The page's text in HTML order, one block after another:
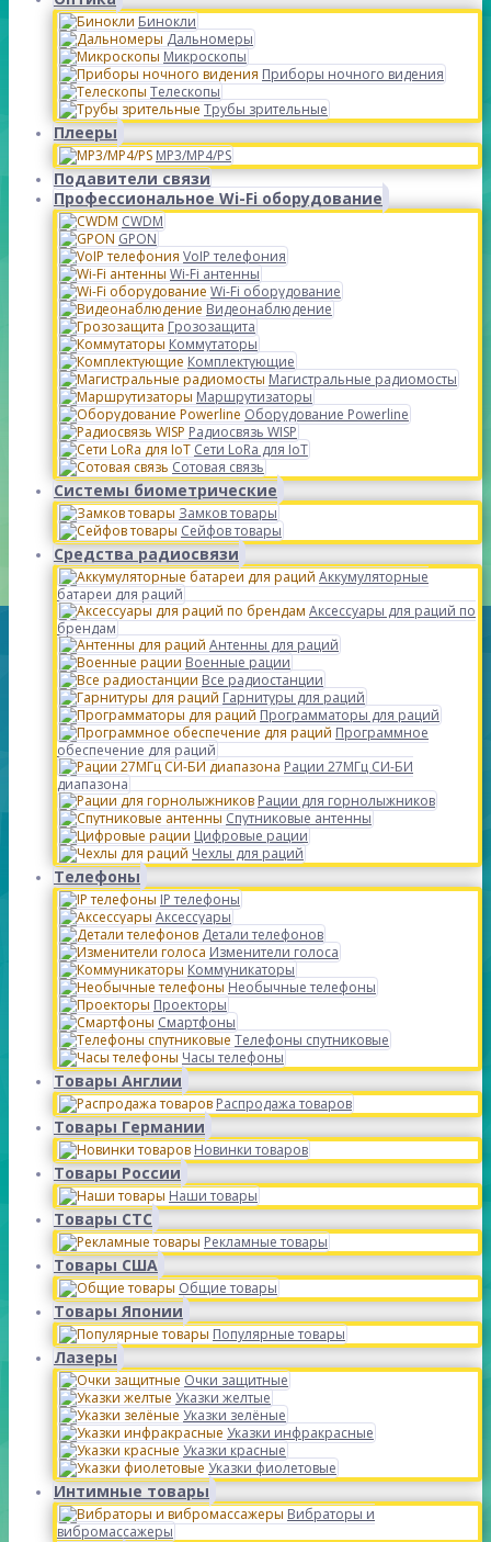
Бинокли
Дальномеры
Микроскопы
Приборы ночного видения
Телескопы
Трубы зрительные
Плееры
MP3/MP4/PS
Подавители связи
Профессиональное Wi-Fi оборудование
CWDM
GPON
VoIP телефония
Wi-Fi антенны
Wi-Fi оборудование
Видеонаблюдение
Грозозащита
Коммутаторы
Комплектующие
Магистральные радиомосты
Маршрутизаторы
Оборудование Powerline
Радиосвязь WISP
Сети LoRa для IoT
Сотовая связь
Системы биометрические
Замков товары
Сейфов товары
Средства радиосвязи
Аккумуляторные
батареи для раций
Аксессуары для раций по
брендам
Антенны для раций
Военные рации
Все радиостанции
Гарнитуры для раций
Программаторы для раций
Программное
обеспечение для раций
Рации 27МГц СИ-БИ
диапазона
Рации для горнолыжников
Спутниковые антенны
Цифровые рации
Чехлы для раций
Телефоны
IP телефоны
Аксессуары
Детали телефонов
Изменители голоса
Коммуникаторы
Необычные телефоны
Проекторы
Смартфоны
Телефоны спутниковые
Часы телефоны
Товары Англии
Распродажа товаров
Товары Германии
Новинки товаров
Товары России
Наши товары
Товары СТС
Рекламные товары
Товары США
Общие товары
Товары Японии
Популярные товары
Лазеры
Очки защитные
Указки желтые
Указки зелёные
Указки инфракрасные
Указки красные
Указки фиолетовые
Интимные товары
Вибраторы и
вибромассажеры